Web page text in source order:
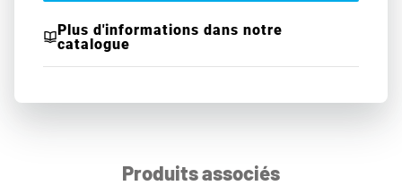
Plus d'informations dans notre
catalogue
Produits associés